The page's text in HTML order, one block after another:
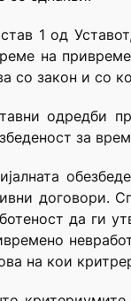
1 од
на
со закон и со
одредби
за
договори.
да ги
на кои